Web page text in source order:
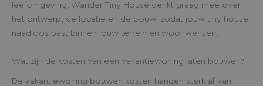
leefomgeving. Wander Tiny House denkt graag mee over
het ontwerp, de locatie en de bouw, zodat jouw tiny house
naadloos past binnen jouw terrein en woonwensen.
Wat zijn de kosten van een vakantiewoning laten bouwen?
De vakantiewoning bouwen kosten hangen sterk af van